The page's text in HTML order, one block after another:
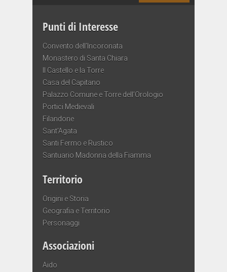
Punti di Interesse
Convento dell’Incoronata
Monastero di Santa Chiara
Il Castello e la Torre
Casa del Capitano
Palazzo Comune e Torre dell’Orologio
Portici Medievali
Filandone
Sant’Agata
Santi Fermo e Rustico
Santuario Madonna della Fiamma
Territorio
Origini e Storia
Geografia e Territorio
Personaggi
Associazioni
Aido